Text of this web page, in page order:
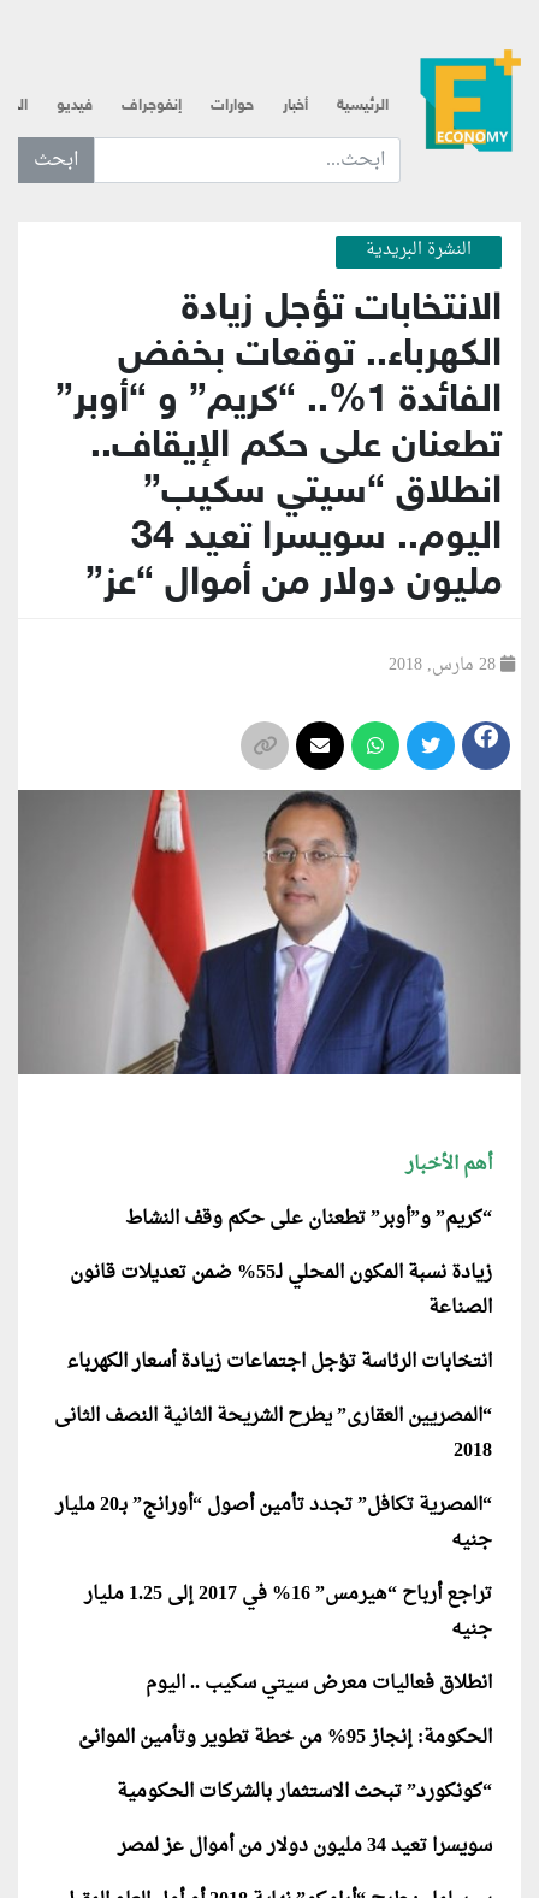
الرئيسية أخبار حوارات إنفوجراف فيديو
ابحث عن... :
النشرة البريدية
الانتخابات تؤجل زيادة
الكهرباء.. توقعات بخفض
الفائدة 1%.. “كريم” و “أوبر”
تطعنان على حكم الإيقاف..
انطلاق “سيتي سكيب”
اليوم.. سويسرا تعيد 34
مليون دولار من أموال “عز”
أهم الأخبار
“كريم” و”أوبر” تطعنان على حكم وقف النشاط
زيادة نسبة المكون المحلي لـ55% ضمن تعديلات قانون
الصناعة
انتخابات الرئاسة تؤجل اجتماعات زيادة أسعار الكهرباء
“المصريين العقارى” يطرح الشريحة الثانية النصف الثانى
2018
“المصرية تكافل” تجدد تأمين أصول “أورانج” بـ20 مليار
جنيه
تراجع أرباح “هيرمس” 16% في 2017 إلى 1.25 مليار
جنيه
انطلاق فعاليات معرض سيتي سكيب .. اليوم
الحكومة: إنجاز 95% من خطة تطوير وتأمين الموانئ
“كونكورد” تبحث الاستثمار بالشركات الحكومية
سويسرا تعيد 34 مليون دولار من أموال عز لمصر